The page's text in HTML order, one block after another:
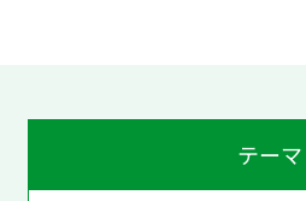
テーマ